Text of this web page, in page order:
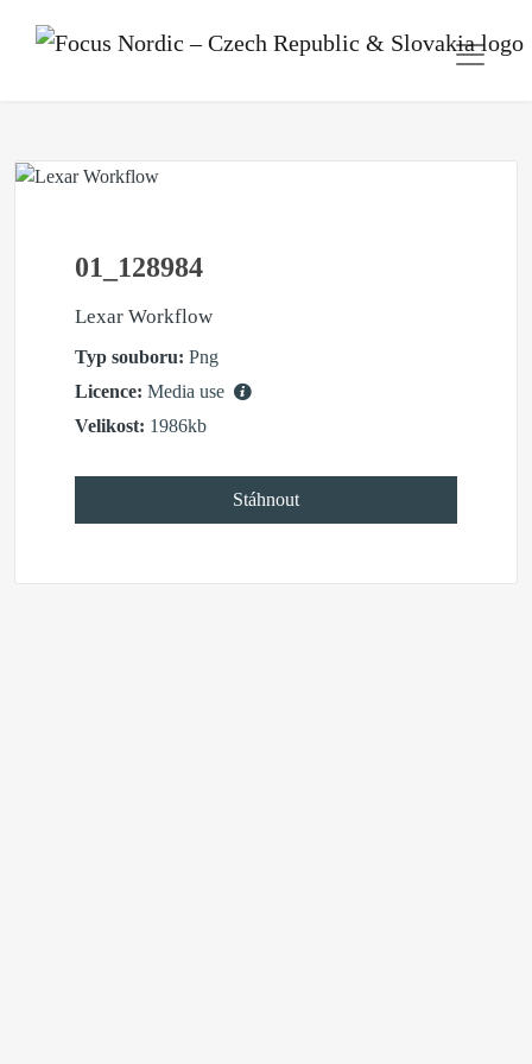
01_128984
Lexar Workflow
Typ souboru: Png
Licence: Media use
Velikost: 1986kb
Stáhnout